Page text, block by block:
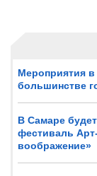
Мероприятия в
большинстве
В Самаре
фестиваль
воображение»